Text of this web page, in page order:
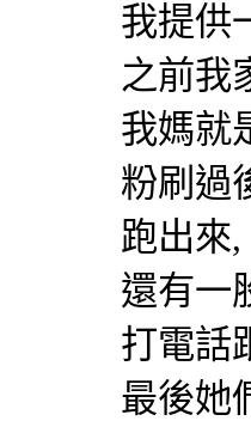
我提供
之前我
我媽就
粉刷過
跑出來,
還有一
打電話
最後她